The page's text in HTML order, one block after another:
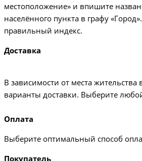
местоположение» и впишите
населённого пункта в графу
правильный индекс.
Доставка
В зависимости от места жительства
варианты доставки. Выберите
Оплата
Выберите оптимальный способ
Покупатель